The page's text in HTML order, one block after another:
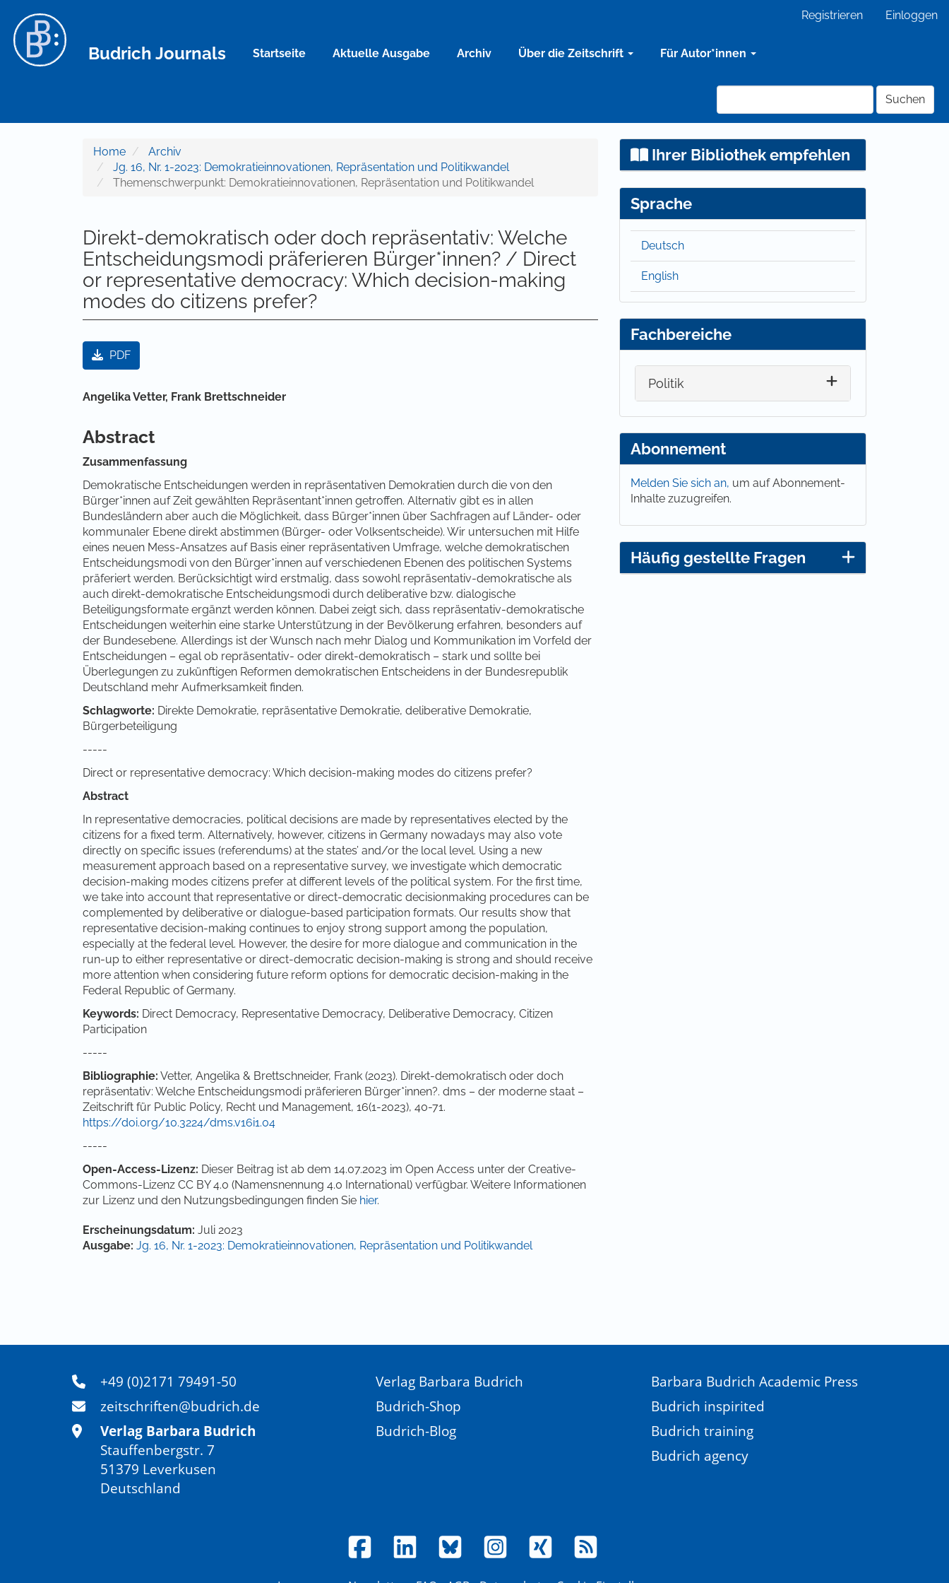
Hauptinhalt
Sidebar
Registrieren Einloggen
Budrich Journals Startseite Aktuelle Ausgabe Archiv Über die Zeitschrift Für Autor*innen
Suchen
Home
Archiv
Jg. 16, Nr. 1-2023: Demokratieinnovationen, Repräsentation und Politikwandel
Themenschwerpunkt: Demokratieinnovationen, Repräsentation und Politikwandel
Direkt-demokratisch oder doch repräsentativ: Welche
Entscheidungsmodi präferieren Bürger*innen? / Direct
or representative democracy: Which decision-making
modes do citizens prefer?
Artikel-Sidebar
PDF
Hauptsächlicher Artikelinhalt
Angelika Vetter, Frank Brettschneider
Abstract
Zusammenfassung
Demokratische Entscheidungen werden in repräsentativen Demokratien durch die von den
Bürger*innen auf Zeit gewählten Repräsentant*innen getroffen. Alternativ gibt es in allen
Bundesländern aber auch die Möglichkeit, dass Bürger*innen über Sachfragen auf Länder- oder
kommunaler Ebene direkt abstimmen (Bürger- oder Volksentscheide). Wir untersuchen mit Hilfe
eines neuen Mess-Ansatzes auf Basis einer repräsentativen Umfrage, welche demokratischen
Entscheidungsmodi von den Bürger*innen auf verschiedenen Ebenen des politischen Systems
präferiert werden. Berücksichtigt wird erstmalig, dass sowohl repräsentativ-demokratische als
auch direkt-demokratische Entscheidungsmodi durch deliberative bzw. dialogische
Beteiligungsformate ergänzt werden können. Dabei zeigt sich, dass repräsentativ-demokratische
Entscheidungen weiterhin eine starke Unterstützung in der Bevölkerung erfahren, besonders auf
der Bundesebene. Allerdings ist der Wunsch nach mehr Dialog und Kommunikation im Vorfeld der
Entscheidungen – egal ob repräsentativ- oder direkt-demokratisch – stark und sollte bei
Überlegungen zu zukünftigen Reformen demokratischen Entscheidens in der Bundesrepublik
Deutschland mehr Aufmerksamkeit finden.
Schlagworte: Direkte Demokratie, repräsentative Demokratie, deliberative Demokratie,
Bürgerbeteiligung
-----
Direct or representative democracy: Which decision-making modes do citizens prefer?
Abstract
In representative democracies, political decisions are made by representatives elected by the
citizens for a fixed term. Alternatively, however, citizens in Germany nowadays may also vote
directly on specific issues (referendums) at the states’ and/or the local level. Using a new
measurement approach based on a representative survey, we investigate which democratic
decision-making modes citizens prefer at different levels of the political system. For the first time,
we take into account that representative or direct-democratic decisionmaking procedures can be
complemented by deliberative or dialogue-based participation formats. Our results show that
representative decision-making continues to enjoy strong support among the population,
especially at the federal level. However, the desire for more dialogue and communication in the
run-up to either representative or direct-democratic decision-making is strong and should receive
more attention when considering future reform options for democratic decision-making in the
Federal Republic of Germany.
Keywords: Direct Democracy, Representative Democracy, Deliberative Democracy, Citizen
Participation
-----
Bibliographie: Vetter, Angelika & Brettschneider, Frank (2023). Direkt-demokratisch oder doch
repräsentativ: Welche Entscheidungsmodi präferieren Bürger*innen?. dms – der moderne staat –
Zeitschrift für Public Policy, Recht und Management, 16(1-2023), 40-71.
https://doi.org/10.3224/dms.v16i1.04
-----
Open-Access-Lizenz: Dieser Beitrag ist ab dem 14.07.2023 im Open Access unter der Creative-
Commons-Lizenz CC BY 4.0 (Namensnennung 4.0 International) verfügbar. Weitere Informationen
zur Lizenz und den Nutzungsbedingungen finden Sie hier.
Artikel-Details
Erscheinungsdatum: Juli 2023
Ausgabe: Jg. 16, Nr. 1-2023: Demokratieinnovationen, Repräsentation und Politikwandel
Ihrer Bibliothek empfehlen
Sprache
Deutsch
English
Fachbereiche
Politik
Abonnement
Melden Sie sich an, um auf Abonnement-
Inhalte zuzugreifen.
Häufig gestellte Fragen
+49 (0)2171 79491-50
zeitschriften@budrich.de
Verlag Barbara Budrich
Stauffenbergstr. 7
51379 Leverkusen
Deutschland
Verlag Barbara Budrich
Budrich-Shop
Budrich-Blog
Barbara Budrich Academic Press
Budrich inspirited
Budrich training
Budrich agency